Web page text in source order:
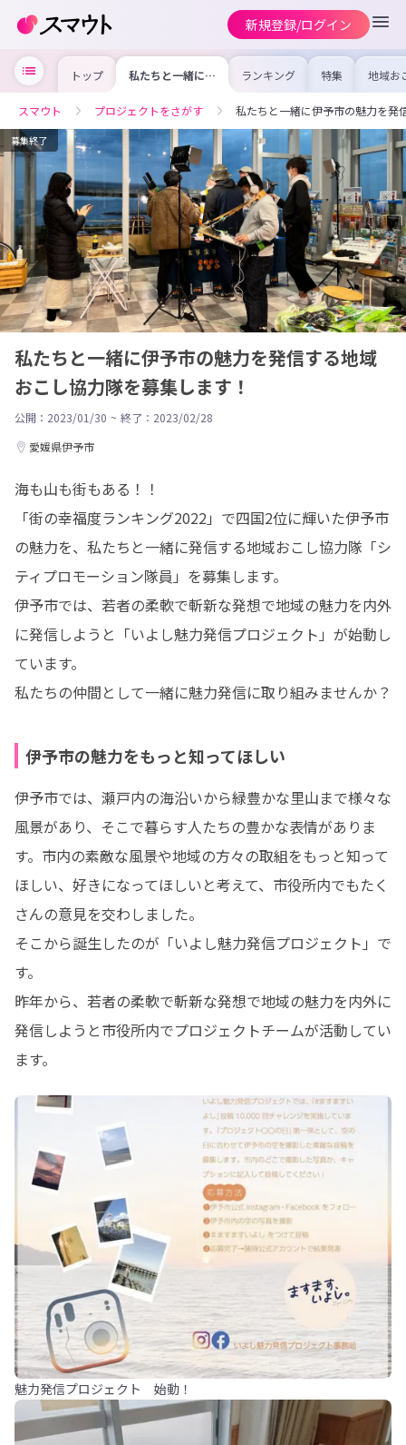
新規登録/ログイン
トップ 私たちと一緒に伊
予市の魅力を発信
力隊を募集しま
す！
ランキング 特集 地域お
の求
を集め
事内容
を比較
合った
けよう
スマウト プロジェクトをさがす 私たちと一緒に伊予市の魅力を発
募集終了
私たちと一緒に伊予市の魅力を発信する地域
おこし協力隊を募集します！
公開：2023/01/30 ~ 終了：2023/02/28
愛媛県伊予市
海も山も街もある！！
「街の幸福度ランキング2022」で四国2位に輝いた伊予市
の魅力を、私たちと一緒に発信する地域おこし協力隊「シ
ティプロモーション隊員」を募集します。
伊予市では、若者の柔軟で斬新な発想で地域の魅力を内外
に発信しようと「いよし魅力発信プロジェクト」が始動し
ています。
私たちの仲間として一緒に魅力発信に取り組みませんか？
伊予市の魅力をもっと知ってほしい
伊予市では、瀬戸内の海沿いから緑豊かな里山まで様々な
風景があり、そこで暮らす人たちの豊かな表情がありま
す。市内の素敵な風景や地域の方々の取組をもっと知って
ほしい、好きになってほしいと考えて、市役所内でもたく
さんの意見を交わしました。
そこから誕生したのが「いよし魅力発信プロジェクト」で
す。
昨年から、若者の柔軟で斬新な発想で地域の魅力を内外に
発信しようと市役所内でプロジェクトチームが活動してい
ます。
魅力発信プロジェクト 始動！